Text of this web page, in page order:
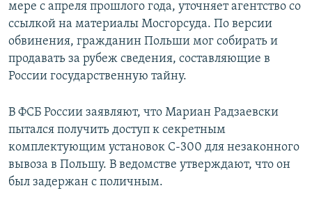
мере с апреля прошлого года, уточняет агентство со
ссылкой на материалы Мосгорсуда. По версии
обвинения, гражданин Польши мог собирать и
продавать за рубеж сведения, составляющие в
России государственную тайну.
В ФСБ России заявляют, что Мариан Радзаевски
пытался получить доступ к секретным
комплектующим установок С-300 для незаконного
вывоза в Польшу. В ведомстве утверждают, что он
был задержан с поличным.